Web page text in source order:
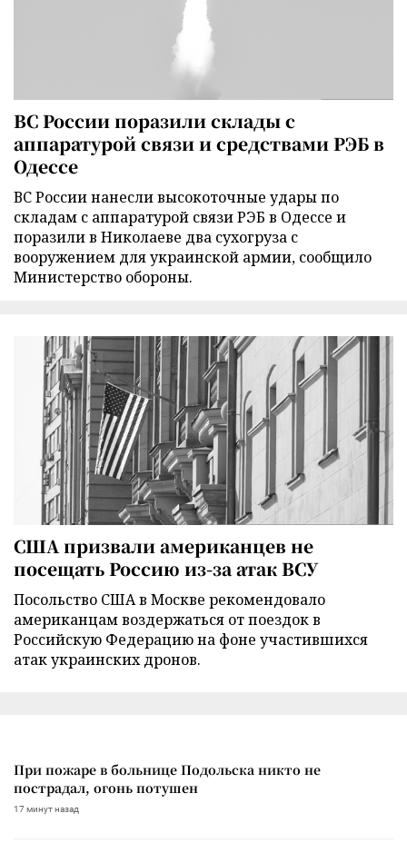
ВС России поразили склады с
аппаратурой связи и средствами РЭБ в
Одессе
ВС России нанесли высокоточные удары по
складам с аппаратурой связи РЭБ в Одессе и
поразили в Николаеве два сухогруза с
вооружением для украинской армии, сообщило
Министерство обороны.
США призвали американцев не
посещать Россию из-за атак ВСУ
Посольство США в Москве рекомендовало
американцам воздержаться от поездок в
Российскую Федерацию на фоне участившихся
атак украинских дронов.
При пожаре в больнице Подольска никто не
пострадал, огонь потушен
17 минут назад